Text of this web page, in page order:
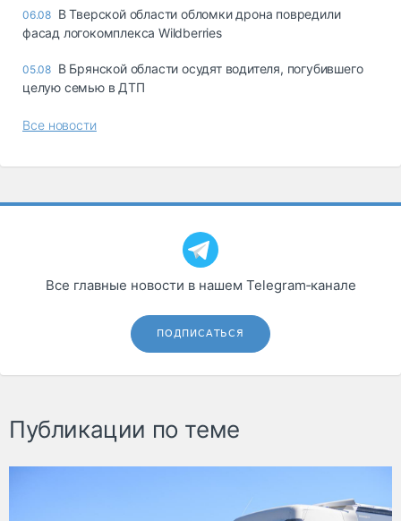
06.08 В Тверской области обломки дрона повредили
фасад логокомплекса Wildberries
05.08 В Брянской области осудят водителя, погубившего
целую семью в ДТП
Все новости
Все главные новости в нашем Telegram‑канале
ПОДПИСАТЬСЯ
Публикации по теме